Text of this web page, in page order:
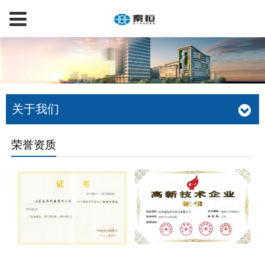
关于我们
荣誉资质